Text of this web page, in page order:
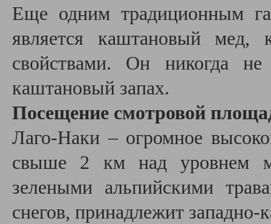
Еще одним традиционным
является каштановый мед,
свойствами. Он никогда
каштановый запах.
Посещение смотровой
Лаго-Наки – огромное
свыше 2 км над уровнем
зелеными альпийскими
снегов, принадлежит западно-